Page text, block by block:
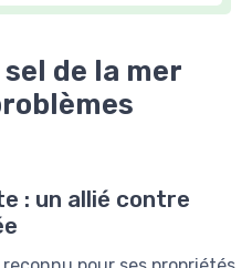
de la mer
: un allié contre